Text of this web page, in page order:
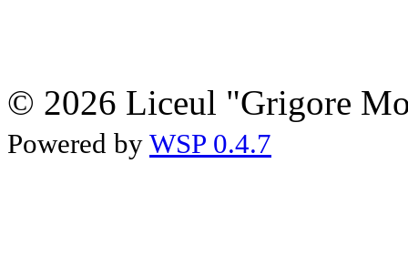
© 2026 Liceul "Grigore
Powered by WSP 0.4.7